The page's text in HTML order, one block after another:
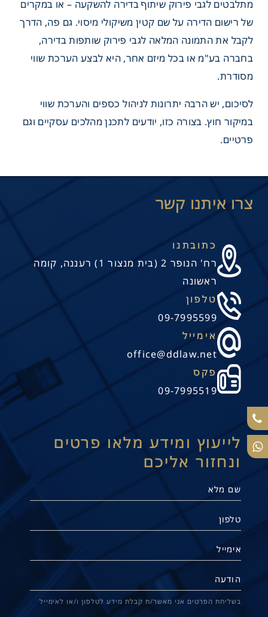
פרטיים צריכים שירות
חוץ?
מתלבטים לגבי פירוק שיתוף בדירה להשקעה – או במקרים
של רישום הדירה על שם קטין משיקולי מיסוי. גם פה, הדרך
לקבל את התמונה המלאה לגבי פירוק שותפות בדירה,
בחברה בע"מ או בכל מיזם אחר, היא לבצע הערכת שווי
מסודרת.
לסיכום, יש הרבה יתרונות לניהול כספים והערכת שווי
במיקור חוץ. בצורה כזו, יודעים לתכנן מהלכים עסקיים וגם
פרטיים.
קשר
כתובתנו
רח' הנופר 2 (בית מנצור 1) רעננה, קומה
ראשונה
טלפון
09-7995599
אימייל
office@ddlaw.net
פקס
09-7995519
לייעוץ ומידע מלאו פרטים
ונחזור אליכם
בשליחת הפרטים אני מאשר/ת קבלת מידע לטלפון ו/או לאימייל